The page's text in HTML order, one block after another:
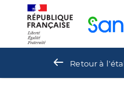
Retour à
Panneau de gestion des cookies